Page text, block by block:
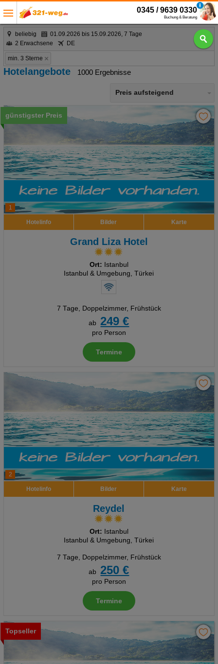
0345 / 9639 0330
Buchung & Beratung
beliebig
01.09.2026 bis 15.09.2026, 7 Tage
2 Erwachsene
DE
min. 3 Sterne
Hotelangebote 1000 Ergebnisse
Preis aufsteigend
1
günstigster Preis
Hotelinfo Bilder Karte
Grand Liza Hotel
Ort: Istanbul
Istanbul & Umgebung, Türkei
7 Tage, Doppelzimmer, Frühstück
ab
249 €
pro Person
Termine
2
Hotelinfo Bilder Karte
Reydel
Ort: Istanbul
Istanbul & Umgebung, Türkei
7 Tage, Doppelzimmer, Frühstück
ab
250 €
pro Person
Termine
Topseller